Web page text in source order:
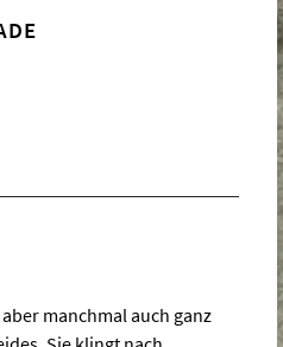
manchmal auch ganz